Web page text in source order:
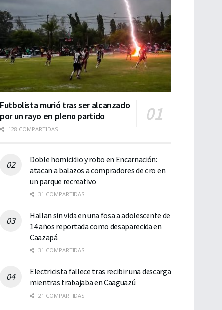
Futbolista murió tras ser alcanzado
por un rayo en pleno partido
128 COMPARTIDAS
Doble homicidio y robo en Encarnación:
atacan a balazos a compradores de oro en
un parque recreativo
31 COMPARTIDAS
Hallan sin vida en una fosa a adolescente de
14 años reportada como desaparecida en
Caazapá
31 COMPARTIDAS
Electricista fallece tras recibir una descarga
mientras trabajaba en Caaguazú
21 COMPARTIDAS